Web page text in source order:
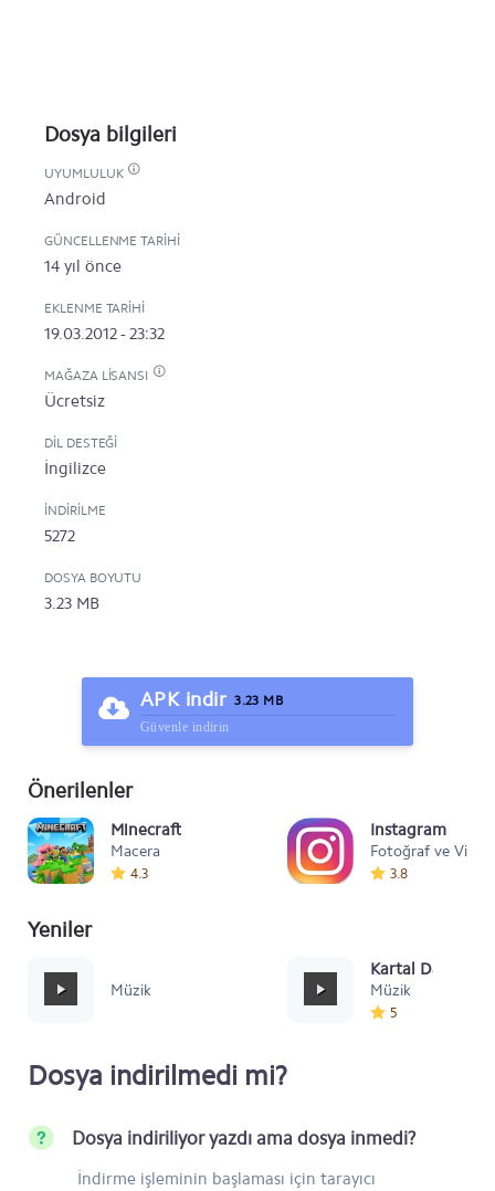
Dosya bilgileri
UYUMLULUK
Android
GÜNCELLENME TARIHI
14 yıl önce
EKLENME TARIHI
19.03.2012 - 23:32
MAĞAZA LISANSI
Ücretsiz
DIL DESTEĞI
İngilizce
İNDIRILME
5272
DOSYA BOYUTU
3.23 MB
APK indir 3.23 MB
Güvenle indirin
Önerilenler
Minecraft
Macera
4.3
Instagram
Fotoğraf ve Video
3.8
Yeniler
Müzik
Kartal Dansı
Müzik
5
Dosya indirilmedi mi?
Dosya indiriliyor yazdı ama dosya inmedi?
İndirme işleminin başlaması için tarayıcı